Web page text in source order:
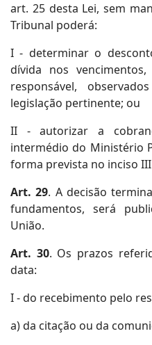
art. 25 desta Lei, sem
Tribunal poderá:
I - determinar o
dívida nos
responsável,
legislação pertinente; ou
II - autorizar a
intermédio do Ministério
forma prevista no inciso
Art. 29. A decisão
fundamentos, será
União.
Art. 30. Os prazos
data:
I - do recebimento pelo
a) da citação ou da